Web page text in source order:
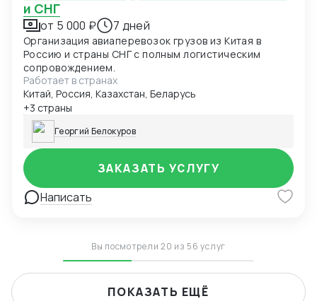
и СНГ
от 5 000 ₽ 7 дней
Организация авиаперевозок грузов из Китая в
Россию и страны СНГ с полным логистическим
сопровождением.
Работает в странах
Китай, Россия, Казахстан, Беларусь
+3 страны
Георгий Белокуров
Написать
ЗАКАЗАТЬ УСЛУГУ
Вы посмотрели 20 из 56 услуг
ПОКАЗАТЬ ЕЩЁ